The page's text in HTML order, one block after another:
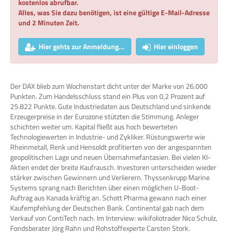
kostenlos abrufbar.
Alles, was Sie dazu benötigen, ist eine gültige E-Mail-Adresse
und 2 Minuten Zeit.
Hier gehts zur Anmeldung... Hier einloggen
Der DAX blieb zum Wochenstart dicht unter der Marke von 26.000
Punkten. Zum Handelsschluss stand ein Plus von 0,2 Prozent auf
25.822 Punkte. Gute Industriedaten aus Deutschland und sinkende
Erzeugerpreise in der Eurozone stützten die Stimmung. Anleger
schichten weiter um. Kapital fließt aus hoch bewerteten
Technologiewerten in Industrie- und Zykliker. Rüstungswerte wie
Rheinmetall, Renk und Hensoldt profitierten von der angespannten
geopolitischen Lage und neuen Übernahmefantasien. Bei vielen KI-
Aktien endet der breite Kaufrausch. Investoren unterscheiden wieder
stärker zwischen Gewinnern und Verlierern. Thyssenkrupp Marine
Systems sprang nach Berichten über einen möglichen U-Boot-
Auftrag aus Kanada kräftig an. Schott Pharma gewann nach einer
Kaufempfehlung der Deutschen Bank. Continental gab nach dem
Verkauf von ContiTech nach. Im Interview: wikifoliotrader Nico Schulz,
Fondsberater Jörg Rahn und Rohstoffexperte Carsten Stork.